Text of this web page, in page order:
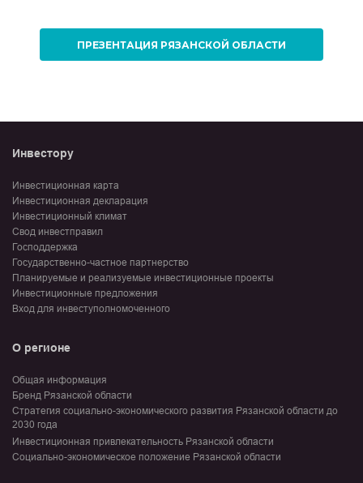
ПРЕЗЕНТАЦИЯ РЯЗАНСКОЙ ОБЛАСТИ
Инвестору
Инвестиционная карта
Инвестиционная декларация
Инвестиционный климат
Свод инвестправил
Господдержка
Государственно-частное партнерство
Планируемые и реализуемые инвестиционные проекты
Инвестиционные предложения
Вход для инвеступолномоченного
О регионе
Общая информация
Бренд Рязанской области
Стратегия социально-экономического развития Рязанской области до
2030 года
Инвестиционная привлекательность Рязанской области
Социально-экономическое положение Рязанской области